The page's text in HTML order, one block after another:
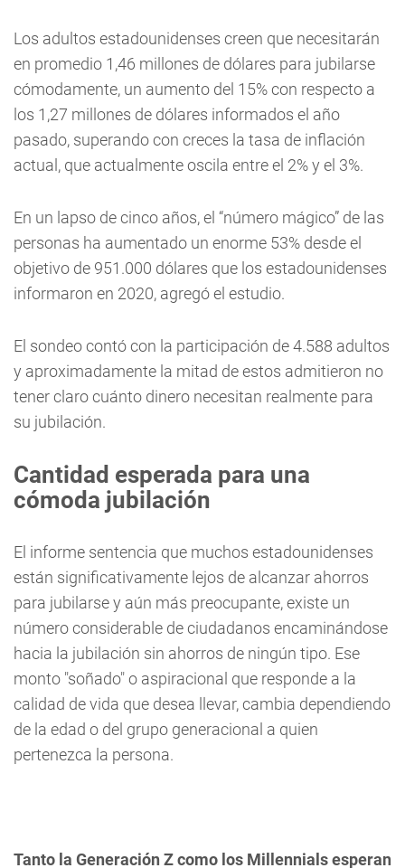
Los adultos estadounidenses creen que necesitarán
en promedio 1,46 millones de dólares para jubilarse
cómodamente, un aumento del 15% con respecto a
los 1,27 millones de dólares informados el año
pasado, superando con creces la tasa de inflación
actual, que actualmente oscila entre el 2% y el 3%.
En un lapso de cinco años, el “número mágico” de las
personas ha aumentado un enorme 53% desde el
objetivo de 951.000 dólares que los estadounidenses
informaron en 2020, agregó el estudio.
El sondeo contó con la participación de 4.588 adultos
y aproximadamente la mitad de estos admitieron no
tener claro cuánto dinero necesitan realmente para
su jubilación.
Cantidad esperada para una
cómoda jubilación
El informe sentencia que muchos estadounidenses
están significativamente lejos de alcanzar ahorros
para jubilarse y aún más preocupante, existe un
número considerable de ciudadanos encaminándose
hacia la jubilación sin ahorros de ningún tipo. Ese
monto "soñado" o aspiracional que responde a la
calidad de vida que desea llevar, cambia dependiendo
de la edad o del grupo generacional a quien
pertenezca la persona.
Tanto la Generación Z como los Millennials esperan